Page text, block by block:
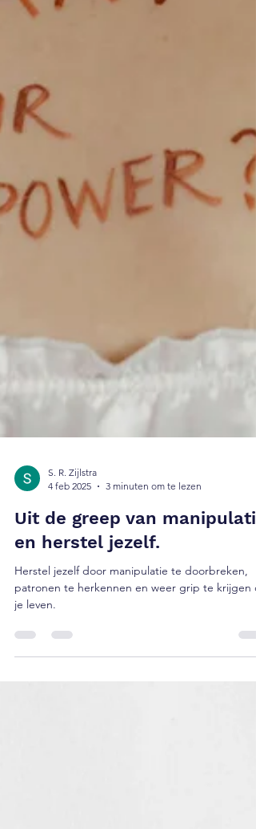
4 feb 2025
3 minuten om te lezen
Uit de greep van manipulatie
en herstel jezelf.
Herstel jezelf door manipulatie te doorbreken,
je leven.